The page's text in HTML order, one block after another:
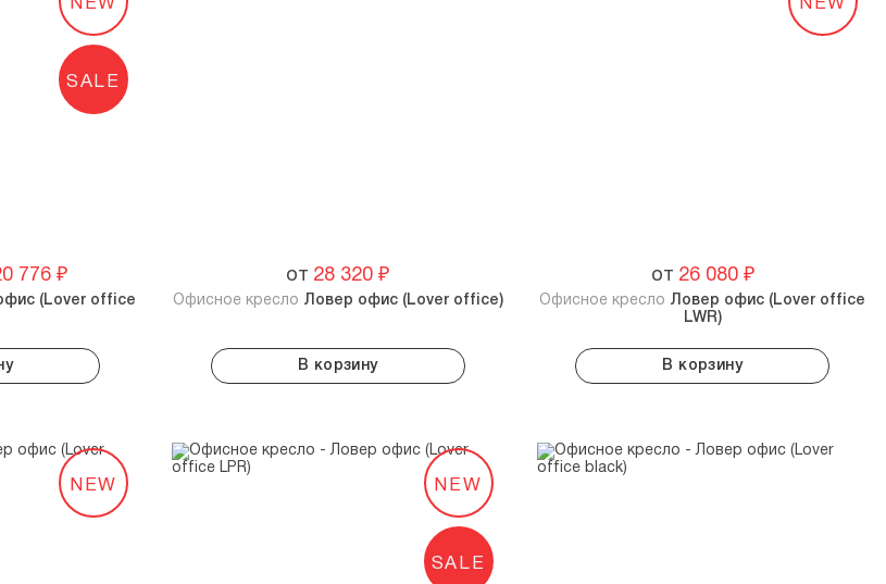
NEW
SALE
776₽
(Lover office
от 28 320 ₽
Офисное кресло Ловер офис (Lover office)
В корзину
NEW
от 26 080₽
Офисное кресло Ловер офис (Lover office
LWR)
В корзину
NEW NEW
SALE